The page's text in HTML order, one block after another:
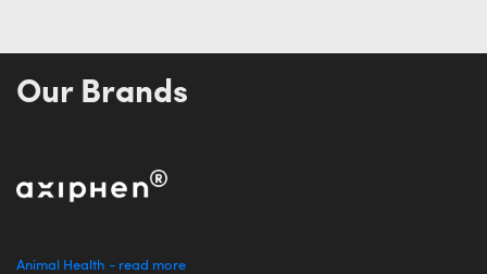
Our Brands
Animal Health - read more